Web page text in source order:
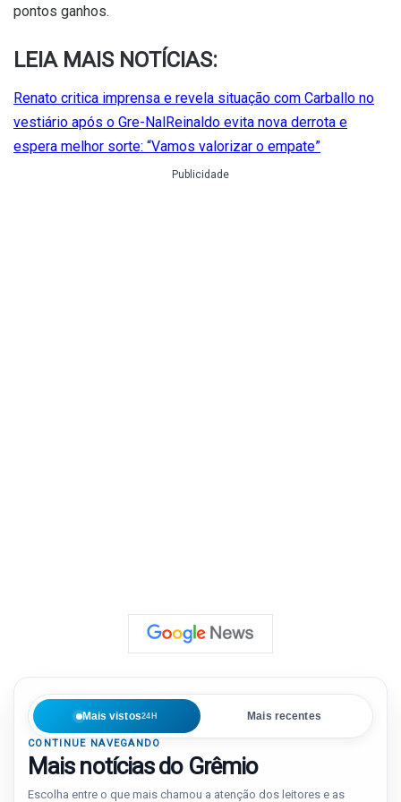
pontos ganhos.
LEIA MAIS NOTÍCIAS:
Renato critica imprensa e revela situação com Carballo no
vestiário após o Gre-Nal Reinaldo evita nova derrota e
espera melhor sorte: “Vamos valorizar o empate”
Publicidade
Mais vistos24H Mais recentes
CONTINUE NAVEGANDO
Mais notícias do Grêmio
Escolha entre o que mais chamou a atenção dos leitores e as